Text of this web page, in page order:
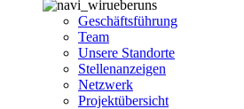
Geschäftsführung
Team
Unsere Standorte
Stellenanzeigen
Netzwerk
Projektübersicht